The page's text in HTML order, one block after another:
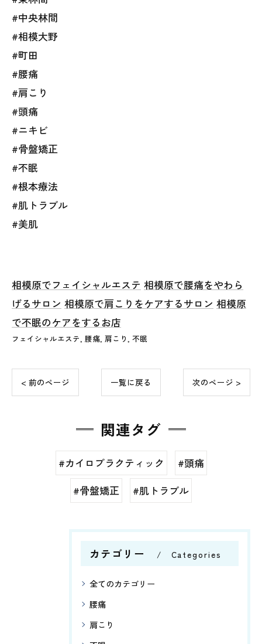
#中央林間
#相模大野
#町田
#腰痛
#肩こり
#頭痛
#ニキビ
#骨盤矯正
#不眠
#根本療法
#肌トラブル
#美肌
相模原でフェイシャルエステ 相模原で腰痛をやわら
げるサロン 相模原で肩こりをケアするサロン 相模原
で不眠のケアをするお店
フェイシャルエステ 腰痛 肩こり 不眠
< 前のページ 一覧に戻る 次のページ >
関連タグ
#カイロプラクティック
#頭痛
#骨盤矯正
#肌トラブル
カテゴリー Categories
全てのカテゴリー
腰痛
肩こり